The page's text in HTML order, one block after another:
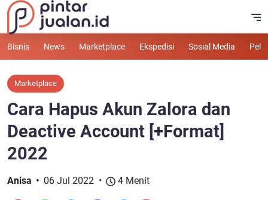
Bisnis News Marketplace Ekspedisi Sosial Media
Marketplace
Cara Hapus Akun Zalora dan
Deactive Account [+Format]
2022
Anisa 06 Jul 2022 4 Menit